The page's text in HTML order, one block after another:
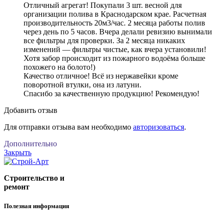
Отличный агрегат! Покупали 3 шт. весной для
организации полива в Краснодарском крае. Расчетная
производительность 20м3/час. 2 месяца работы полив
через день по 5 часов. Вчера делали ревизию вынимали
все фильтры для проверки. За 2 месяца никаких
изменений — фильтры чистые, как вчера установили!
Хотя забор происходит из пожарного водоёма больше
похожего на болото!)
Качество отличное! Всё из нержавейки кроме
поворотной втулки, она из латуни.
Спасибо за качественную продукцию! Рекомендую!
Добавить отзыв
Для отправки отзыва вам необходимо авторизоваться.
Дополнительно
Закрыть
Строительство и
ремонт
Полезная информация